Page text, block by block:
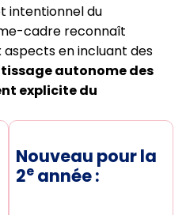
intentionnel du
cadre reconnaît
aspects en incluant des
autonome des
explicite du
Nouveau pour la
2e année :